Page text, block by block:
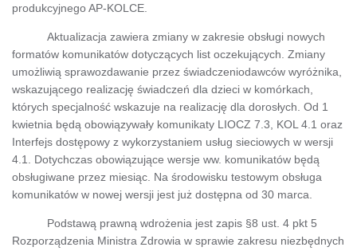
produkcyjnego AP-KOLCE.
Aktualizacja zawiera zmiany w zakresie obsługi nowych
formatów komunikatów dotyczących list oczekujących. Zmiany
umożliwią sprawozdawanie przez świadczeniodawców wyróżnika,
wskazującego realizację świadczeń dla dzieci w komórkach,
których specjalność wskazuje na realizację dla dorosłych. Od 1
kwietnia będą obowiązywały komunikaty LIOCZ 7.3, KOL 4.1 oraz
Interfejs dostępowy z wykorzystaniem usług sieciowych w wersji
4.1. Dotychczas obowiązujące wersje ww. komunikatów będą
obsługiwane przez miesiąc. Na środowisku testowym obsługa
komunikatów w nowej wersji jest już dostępna od 30 marca.
Podstawą prawną wdrożenia jest zapis §8 ust. 4 pkt 5
Rozporządzenia Ministra Zdrowia w sprawie zakresu niezbędnych